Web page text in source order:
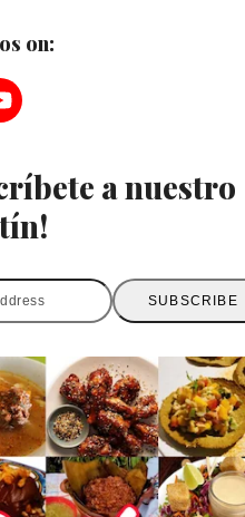
on:
a nuestro
SUBSCRIBE